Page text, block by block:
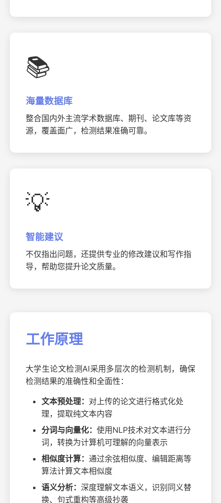
📚
海量数据库
整合国内外主流学术数据库、期刊、论文库等资
源，覆盖面广，检测结果准确可靠。
💡
智能建议
不仅指出问题，还提供专业的修改建议和写作指
导，帮助您提升论文质量。
工作原理
大学生论文检测AI采用多层次的检测机制，确保
检测结果的准确性和全面性：
文本预处理： 对上传的论文进行格式化处
理，提取纯文本内容
分词与向量化： 使用NLP技术对文本进行分
词，转换为计算机可理解的向量表示
相似度计算： 通过余弦相似度、编辑距离等
算法计算文本相似度
语义分析： 深度理解文本语义，识别同义替
换、句式重构等高级抄袭